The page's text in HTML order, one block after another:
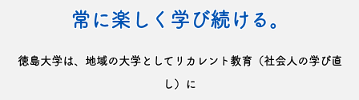
常に楽しく学び続ける。
徳島大学は、地域の大学としてリカレント教育（社会人の学び直
し）に